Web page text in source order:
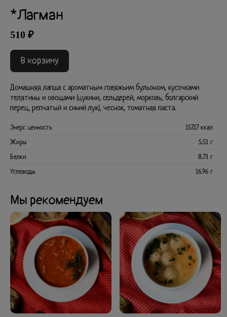
*Лагман
510 ₽
В корзину
Домашняя лапша с ароматным говяжьим бульоном, кусочками
телятины и овощами (цукини, сельдерей, морковь, болгарский
перец, репчатый и синий лук), чеснок, томатная паста.
Энерг. ценность
157.17 ккал
Жиры
5.51 г
Белки
8.73 г
Углеводы
16.96 г
Мы рекомендуем